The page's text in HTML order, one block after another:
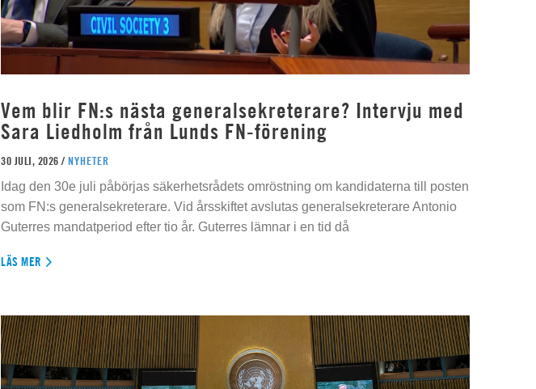
Vem blir FN:s nästa generalsekreterare? Intervju med
Sara Liedholm från Lunds FN-förening
30 JULI, 2026 / NYHETER
Idag den 30e juli påbörjas säkerhetsrådets omröstning om kandidaterna till posten
som FN:s generalsekreterare. Vid årsskiftet avslutas generalsekreterare Antonio
Guterres mandatperiod efter tio år. Guterres lämnar i en tid då
LÄS MER